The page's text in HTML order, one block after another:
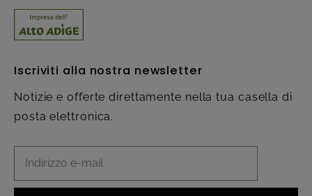
Iscriviti alla nostra newsletter
Notizie e offerte direttamente nella tua casella di
posta elettronica.